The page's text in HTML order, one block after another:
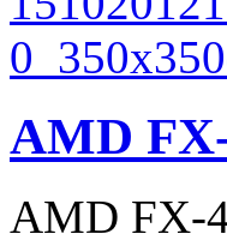
AMD
AMD FX-